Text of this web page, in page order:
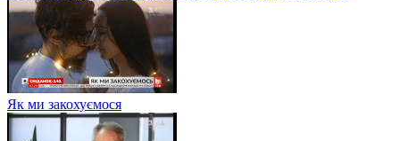
Як ми закохуємося